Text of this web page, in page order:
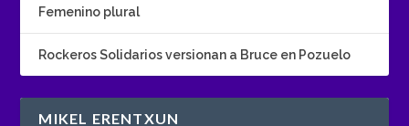
Femenino plural
Rockeros Solidarios versionan a Bruce en Pozuelo
MIKEL ERENTXUN